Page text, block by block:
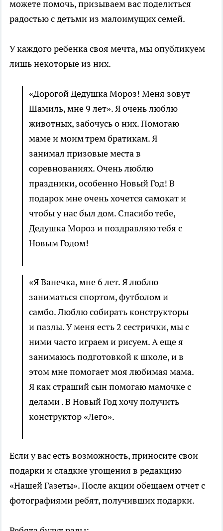
можете помочь, призываем вас поделиться
радостью с детьми из малоимущих семей.
У каждого ребенка своя мечта, мы опубликуем
лишь некоторые из них.
«Дорогой Дедушка Мороз! Меня зовут
Шамиль, мне 9 лет». Я очень люблю
животных, забочусь о них. Помогаю
маме и моим трем братикам. Я
занимал призовые места в
соревнованиях. Очень люблю
праздники, особенно Новый Год! В
подарок мне очень хочется самокат и
чтобы у нас был дом. Спасибо тебе,
Дедушка Мороз и поздравляю тебя с
Новым Годом!
«Я Ванечка, мне 6 лет. Я люблю
заниматься спортом, футболом и
самбо. Люблю собирать конструкторы
и пазлы. У меня есть 2 сестрички, мы с
ними часто играем и рисуем. А еще я
занимаюсь подготовкой к школе, и в
этом мне помогает моя любимая мама.
Я как страший сын помогаю мамочке с
делами . В Новый Год хочу получить
конструктор «Лего».
Если у вас есть возможность, приносите свои
подарки и сладкие угощения в редакцию
«Нашей Газеты». После акции обещаем отчет с
фотографиями ребят, получивших подарки.